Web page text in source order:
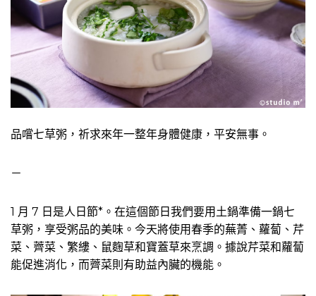
品嚐七草粥，祈求來年一整年身體健康，平安無事。
－
1 月 7 日是人日節*。在這個節日我們要用土鍋準備一鍋七
草粥，享受粥品的美味。今天將使用春季的蕪菁、蘿蔔、芹
菜、薺菜、繁縷、鼠麴草和寶蓋草來烹調。據說芹菜和蘿蔔
能促進消化，而薺菜則有助益內臟的機能。